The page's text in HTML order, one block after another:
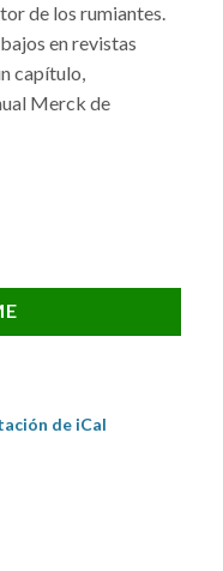
de los rumiantes.
en revistas
capítulo,
Merck de
de iCal